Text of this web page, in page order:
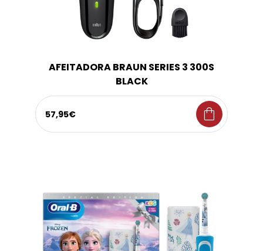
AFEITADORA BRAUN SERIES 3 300S
BLACK
57,95€ shopping_bag